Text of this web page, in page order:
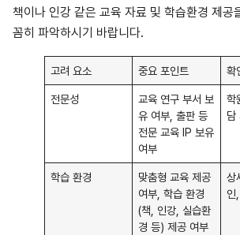
책이나 인강 같은 교육 자료 및 학습환경 제공
꼼히 파악하시기 바랍니다.
고려 요소 중요 포인트 확
전문성
교육 연구 부서 보
유 여부, 출판 등
전문 교육 IP 보유
여부
학
담
학습 환경
맞춤형 교육 제공
여부, 학습 환경
(책, 인강, 실습환
경 등) 제공 여부
상
인